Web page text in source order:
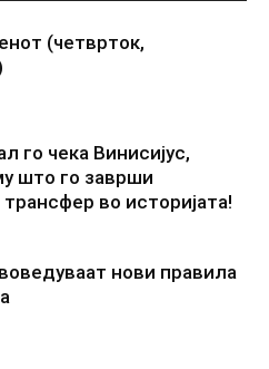
(четврток,
го чека Винисијус,
што го заврши
трансфер во историјата!
нови правила